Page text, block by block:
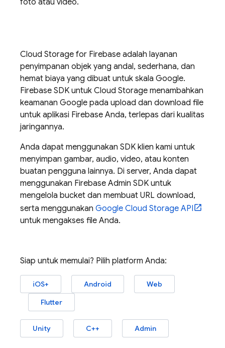
foto atau video.
Cloud Storage for Firebase adalah layanan
penyimpanan objek yang andal, sederhana, dan
hemat biaya yang dibuat untuk skala Google.
Firebase SDK untuk Cloud Storage menambahkan
keamanan Google pada upload dan download file
untuk aplikasi Firebase Anda, terlepas dari kualitas
jaringannya.
Anda dapat menggunakan SDK klien kami untuk
menyimpan gambar, audio, video, atau konten
buatan pengguna lainnya. Di server, Anda dapat
menggunakan Firebase Admin SDK untuk
mengelola bucket dan membuat URL download,
serta menggunakan Google Cloud Storage API
untuk mengakses file Anda.
Siap untuk memulai? Pilih platform Anda:
iOS+ Android
Web
Flutter
Unity C++ Admin